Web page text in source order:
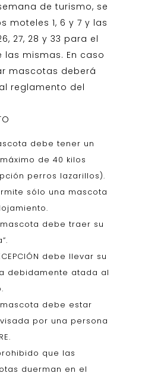
de turismo, se
moteles 1, 6 y 7 y las
27, 28 y 33 para el
las mismas. En caso
mascotas deberá
reglamento del
debe tener un
de 40 kilos
perros lazarillos).
sólo una mascota
debe traer su
debe llevar su
debidamente atada al
debe estar
por una persona
que las
duerman en el